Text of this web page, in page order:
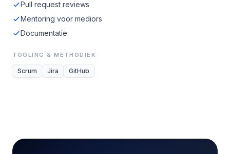
Pull request reviews
Mentoring voor mediors
Documentatie
TOOLING & METHODIEK
Scrum Jira GitHub